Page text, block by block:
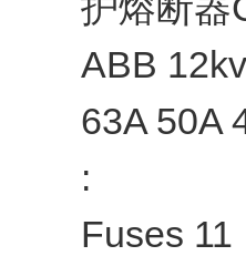
ABB
63A 50A
:
Fuses 11